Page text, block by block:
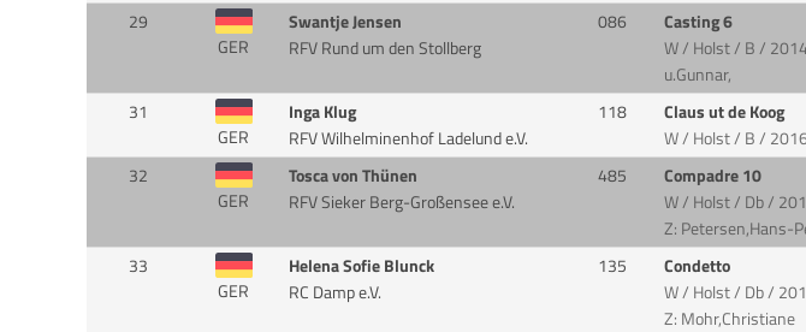
29
GER
Swantje Jensen
RFV Rund um den Stollberg
086
Casting 6
W / Holst / B /
u.Gunnar,
31
GER
Inga Klug
RFV Wilhelminenhof Ladelund e.V.
118
Claus ut de Koog
W / Holst / B /
32
GER
Tosca von Thünen
RFV Sieker Berg-Großensee e.V.
485
Compadre 10
W / Holst / Db /
Z: Petersen,Hans-
33
GER
Helena Sofie Blunck
RC Damp e.V.
135
Condetto
W / Holst / Db /
Z: Mohr,Christiane